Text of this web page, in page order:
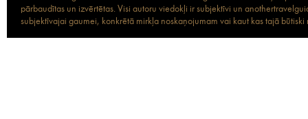
pārbaudītas un izvērtētas. Visi autoru viedokļi ir subjektīvi un
subjektīvajai gaumei, konkrētā mirkļa noskaņojumam vai kaut kas tajā